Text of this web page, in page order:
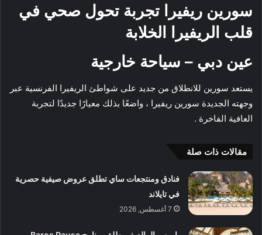
سورين ريفيرا تجربة تحول صحي في
قلب الريفيرا الخلابة
عين دبي – سياحة خارجية
يستعد سورين للانطلاق من جديد على شواطئ الريفيرا الفرنسية عبر
وجهته الجديدة سورين ريفيرا ، واضعًا بذلك معيارًا جديدًا لتجربة
العافية الفاخرة .
مقالات ذات صلة
فنادق ومنتجعات ساي تطلق عروض صيفية حصرية
في تايلاند
7 أغسطس, 2026